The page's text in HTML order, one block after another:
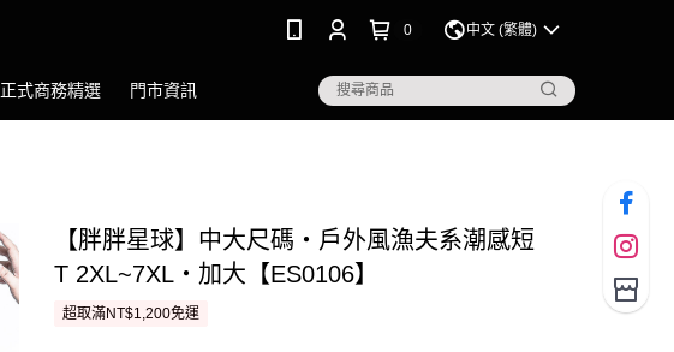
0 中文 (繁體)
正式商務精選 門市資訊
【胖胖星球】中大尺碼‧戶外風漁夫系潮感短
T 2XL~7XL‧加大【ES0106】
超取滿NT$1,200免運